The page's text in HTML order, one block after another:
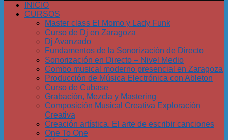
INICIO
CURSOS
Master class El Momo y Lady Funk
Curso de Dj en Zaragoza
Dj Avanzado
Fundamentos de la Sonorización de Directo
Sonorización en Directo – Nivel Medio
Combo musical moderno presencial en Zaragoza
Producción de Música Electrónica con Ableton
Curso de Cubase
Grabación, Mezcla y Mastering
Composición Musical Creativa Exploración
Creativa
Creación artística. El arte de escribir canciones
One To One